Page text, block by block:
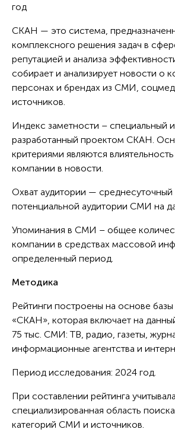
год
СКАН — это система,
комплексного решения задач в
репутацией и анализа
собирает и анализирует новости о
персонах и брендах из СМИ,
источников.
Индекс заметности – специальный
разработанный проектом СКАН.
критериями являются
компании в новости.
Охват аудитории — среднесуточный
потенциальной аудитории СМИ на
Упоминания в СМИ – общее
компании в средствах массовой
определенный период.
Методика
Рейтинги построены на основе
«СКАН», которая включает на
75 тыс. СМИ: ТВ, радио, газеты,
информационные агентства и
Период исследования: 2024 год.
При составлении рейтинга
специализированная область
категорий СМИ и источников.